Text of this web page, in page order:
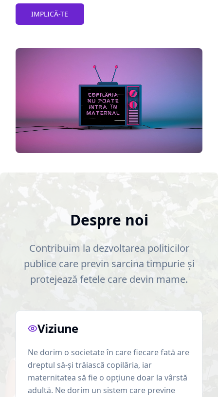
IMPLICĂ-TE
Despre noi
Contribuim la dezvoltarea politicilor
publice care previn sarcina timpurie și
protejează fetele care devin mame.
Viziune
Ne dorim o societate în care fiecare fată are
dreptul să-și trăiască copilăria, iar
maternitatea să fie o opțiune doar la vârstă
adultă. Ne dorim un sistem care previne